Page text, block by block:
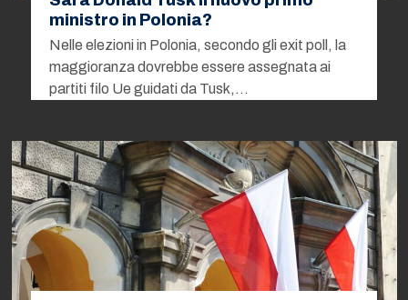
ministro in Polonia?
Nelle elezioni in Polonia, secondo gli exit poll, la
maggioranza dovrebbe essere assegnata ai
partiti filo Ue guidati da Tusk,…